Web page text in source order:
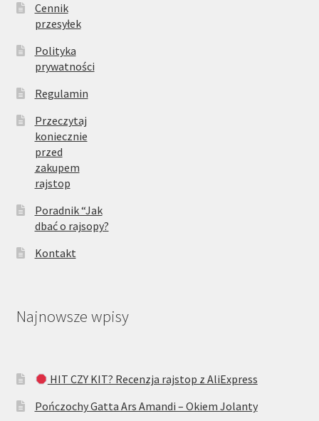
Cennik
przesyłek
Polityka
prywatności
Regulamin
Przeczytaj
koniecznie
przed
zakupem
rajstop
Poradnik “Jak
dbać o rajsopy?
Kontakt
Najnowsze wpisy
HIT CZY KIT? Recenzja rajstop z AliExpress
Pończochy Gatta Ars Amandi – Okiem Jolanty